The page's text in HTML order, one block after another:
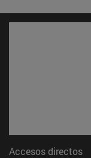
Accesos directos